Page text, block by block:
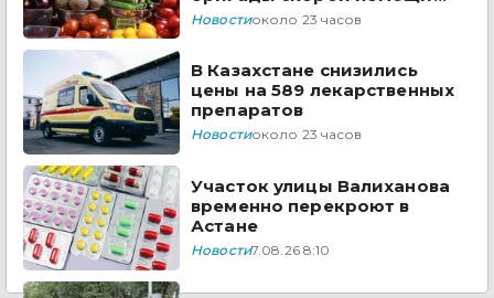
Казахстана
Новостиоколо 23 часов
В Казахстане снизились
цены на 589 лекарственных
препаратов
Новостиоколо 23 часов
Участок улицы Валиханова
временно перекроют в
Астане
Новости7.08.26 8:10